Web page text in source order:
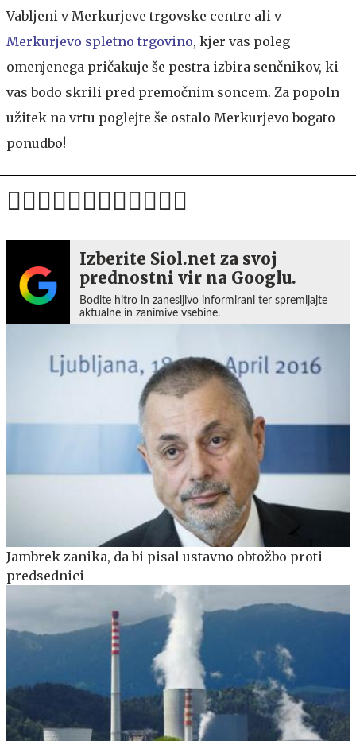
Vabljeni v Merkurjeve trgovske centre ali v
Merkurjevo spletno trgovino, kjer vas poleg
omenjenega pričakuje še pestra izbira senčnikov, ki
vas bodo skrili pred premočnim soncem. Za popoln
užitek na vrtu poglejte še ostalo Merkurjevo bogato
ponudbo!
Izberite Siol.net za svoj
prednostni vir na Googlu.
Bodite hitro in zanesljivo informirani ter spremljajte
aktualne in zanimive vsebine.
Jambrek zanika, da bi pisal ustavno obtožbo proti
predsednici